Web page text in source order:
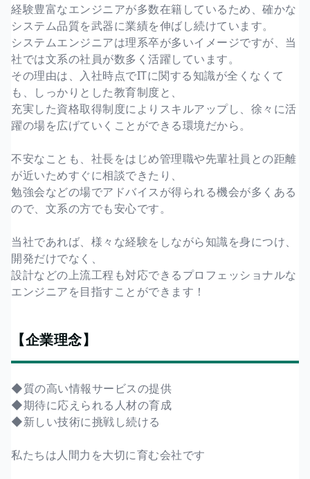
経験豊富なエンジニアが多数在籍しているため、確かな
システム品質を武器に業績を伸ばし続けています。
システムエンジニアは理系卒が多いイメージですが、当
社では文系の社員が数多く活躍しています。
その理由は、入社時点でITに関する知識が全くなくて
も、しっかりとした教育制度と、
充実した資格取得制度によりスキルアップし、徐々に活
躍の場を広げていくことができる環境だから。
不安なことも、社長をはじめ管理職や先輩社員との距離
が近いためすぐに相談できたり、
勉強会などの場でアドバイスが得られる機会が多くある
ので、文系の方でも安心です。
当社であれば、様々な経験をしながら知識を身につけ、
開発だけでなく、
設計などの上流工程も対応できるプロフェッショナルな
エンジニアを目指すことができます！
【企業理念】
◆質の高い情報サービスの提供
◆期待に応えられる人材の育成
◆新しい技術に挑戦し続ける
私たちは人間力を大切に育む会社です